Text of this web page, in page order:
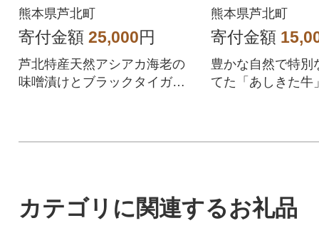
【みやもと海産物】B2
50-25
熊本県芦北町
寄付金額 25,000円
芦北特産天然アシアカ海老の
味噌漬けとブラックタイガー
熊本県芦北町
寄付金額
豊かな自然で特別
てた「あしきた牛
カテゴリに関連するお礼品